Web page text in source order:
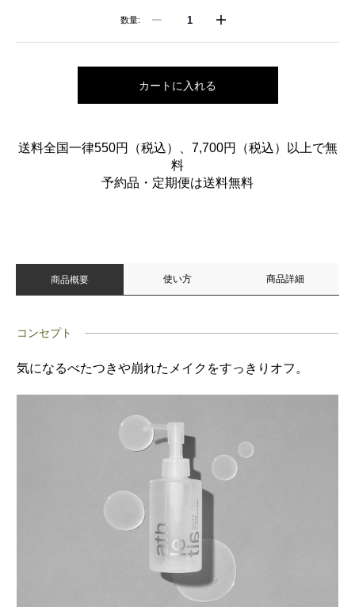
数量:
カートに入れる
送料全国一律550円（税込）、7,700円（税込）以上で無
料
予約品・定期便は送料無料
商品概要 使い方 商品詳細
コンセプト
気になるべたつきや崩れたメイクをすっきりオフ。